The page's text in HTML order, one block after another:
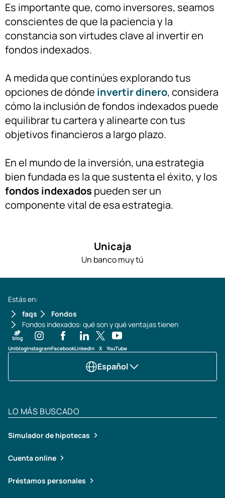
Es importante que, como inversores, seamos
conscientes de que la paciencia y la
constancia son virtudes clave al invertir en
fondos indexados.
A medida que continúes explorando tus
opciones de dónde invertir dinero, considera
cómo la inclusión de fondos indexados puede
equilibrar tu cartera y alinearte con tus
objetivos financieros a largo plazo.
En el mundo de la inversión, una estrategia
bien fundada es la que sustenta el éxito, y los
fondos indexados pueden ser un
componente vital de esa estrategia.
Unicaja
Un banco muy tú
Estás en:
faqs
Fondos
Fondos indexados: qué son y qué ventajas tienen
UniblogInstagramFacebookLinkedIn X YouTube
Español
LO MÁS BUSCADO
Simulador de hipotecas
Cuenta online
Préstamos personales